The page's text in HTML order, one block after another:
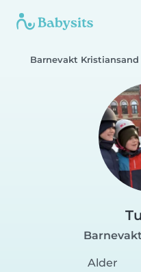
Barnevakt Kristiansand
Alder